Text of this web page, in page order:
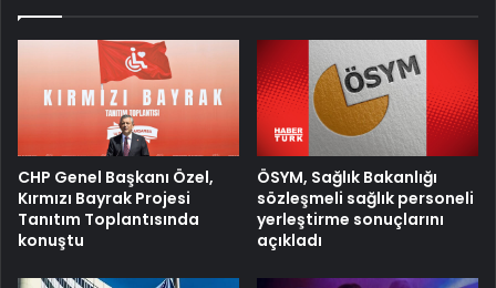
CHP Genel Başkanı Özel,
Kırmızı Bayrak Projesi
Tanıtım Toplantısında
konuştu
ÖSYM, Sağlık Bakanlığı
sözleşmeli sağlık personeli
yerleştirme sonuçlarını
açıkladı